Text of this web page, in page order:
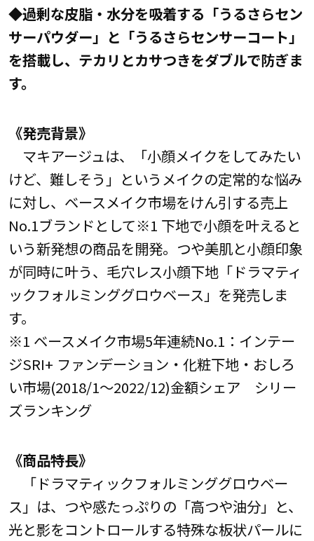
◆過剰な皮脂・水分を吸着する「うるさらセン
サーパウダー」と「うるさらセンサーコート」
を搭載し、テカリとカサつきをダブルで防ぎま
す。
《発売背景》
マキアージュは、「小顔メイクをしてみたい
けど、難しそう」というメイクの定常的な悩み
に対し、ベースメイク市場をけん引する売上
No.1ブランドとして※1 下地で小顔を叶えると
いう新発想の商品を開発。つや美肌と小顔印象
が同時に叶う、毛穴レス小顔下地「ドラマティ
ックフォルミンググロウベース」を発売しま
す。
※1 ベースメイク市場5年連続No.1：インテー
ジSRI+ ファンデーション・化粧下地・おしろ
い市場(2018/1～2022/12)金額シェア シリー
ズランキング
《商品特長》
「ドラマティックフォルミンググロウベー
ス」は、つや感たっぷりの「高つや油分」と、
光と影をコントロールする特殊な板状パールに